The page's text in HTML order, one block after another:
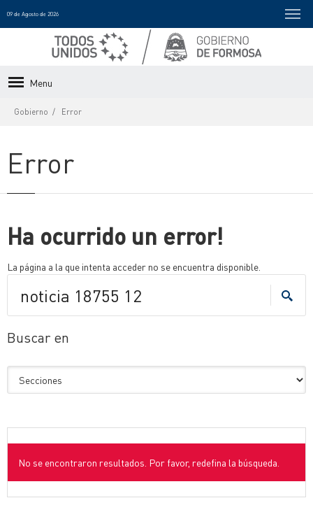
09 de Agosto de 2026
Menu
Gobierno Error
Error
Ha ocurrido un error!
La página a la que intenta acceder no se encuentra disponible.
Buscar en
No se encontraron resultados. Por favor, redefina la búsqueda.